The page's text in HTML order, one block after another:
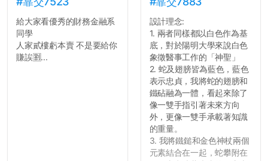
給大家看優秀的財務金融系
同學
人家貳樓虧本賣 不是要給你
賺誒🈹...
設計理念:
1. 兩者同樣都以白色作為基
底，對於陽明大學來說白色
象徵醫事工作的「神聖」
2. 蛇及翅膀皆為藍色，藍色
表示忠貞，我將蛇的翅膀和
鐵砧融為一體，看起來除了
像一雙手指引著未來方向
外，更像一雙手承載著知識
的重量。
3. 我將鐵鎚和金色神杖兩個
元素結合在一起，蛇攀附在